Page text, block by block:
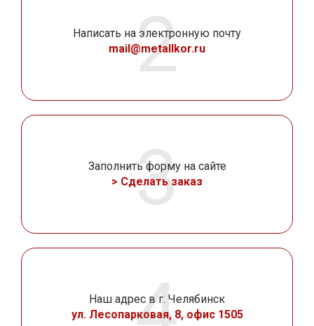
Написать на электронную почту
mail@metallkor.ru
Заполнить форму на сайте
> Сделать заказ
Наш адрес в г. Челябинск
ул. Лесопарковая, 8, офис 1505